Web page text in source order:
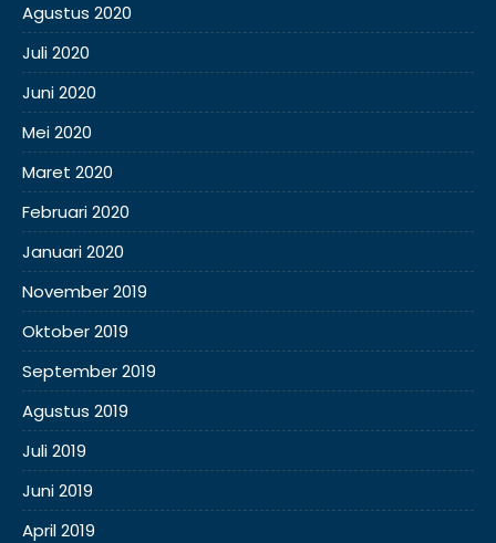
Agustus 2020
Juli 2020
Juni 2020
Mei 2020
Maret 2020
Februari 2020
Januari 2020
November 2019
Oktober 2019
September 2019
Agustus 2019
Juli 2019
Juni 2019
April 2019